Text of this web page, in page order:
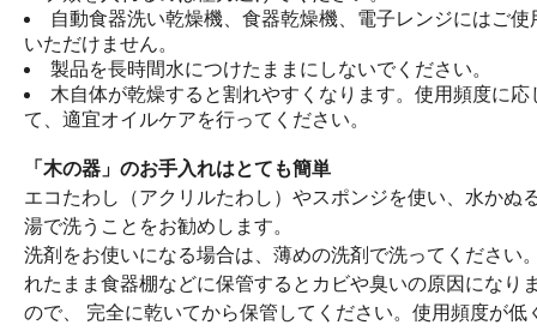
自動食器洗い乾燥機、食器乾燥機、電子レンジにはご使
いただけません。
製品を長時間水につけたままにしないでください。
木自体が乾燥すると割れやすくなります。使用頻度に応
て、適宜オイルケアを行ってください。
「木の器」のお手入れはとても簡単
エコたわし（アクリルたわし）やスポンジを使い、水かぬ
湯で洗うことをお勧めします。
洗剤をお使いになる場合は、薄めの洗剤で洗ってください
れたまま食器棚などに保管するとカビや臭いの原因になり
ので、 完全に乾いてから保管してください。使用頻度が低